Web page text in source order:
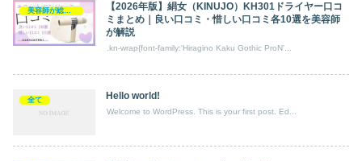
美容師が総評ヘアケア製品
【2026年版】絹女（KINUJO）KH301ドライヤー口コ
ミまとめ｜良い口コミ・惜しい口コミ各10選を美容師
が解説
.kn-wrap{font-family:'Hiragino Kaku Gothic ProN'...
全て Hello world!
Welcome to WordPress. This is your first post. Ed...